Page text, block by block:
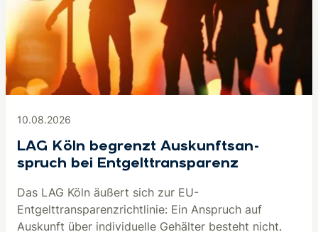
10.08.2026
LAG Köln begrenzt Aus­kunfts­an­
spruch bei Ent­gelt­trans­pa­renz
Das LAG Köln äußert sich zur EU-
Entgelttransparenzrichtlinie: Ein Anspruch auf
Auskunft über individuelle Gehälter besteht nicht.